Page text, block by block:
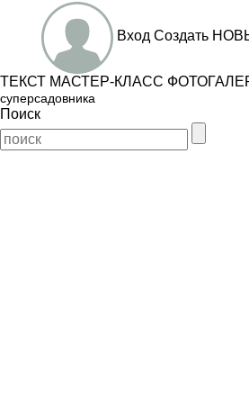
Вход Создать
ТЕКСТ МАСТЕР-КЛАСС
суперсадовника
Поиск